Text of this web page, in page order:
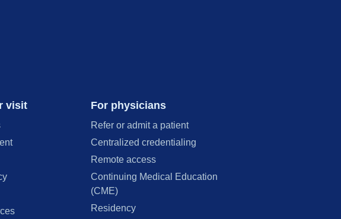
visit For physicians
Refer or admit a patient
Centralized credentialing
Remote access
Continuing Medical Education
(CME)
Residency